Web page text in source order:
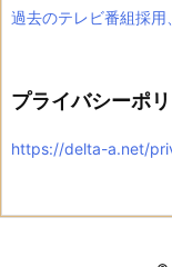
過去のテレビ番組採用
プライバシーポ
https://delta-a.net/